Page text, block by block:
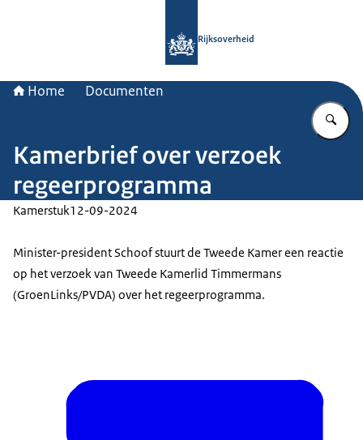
Rijksoverheid
Home Documenten
Kamerbrief over verzoek
regeerprogramma
Kamerstuk12-09-2024
Minister-president Schoof stuurt de Tweede Kamer een reactie
op het verzoek van Tweede Kamerlid Timmermans
(GroenLinks/PVDA) over het regeerprogramma.